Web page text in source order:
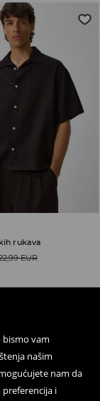
bismo vam
našim
nam da
i
rukava
EUR